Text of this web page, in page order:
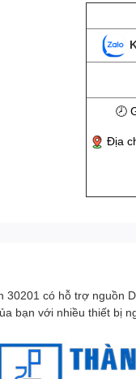
🕗
Địa
30201 có hỗ trợ nguồn
bạn với nhiều thiết bị